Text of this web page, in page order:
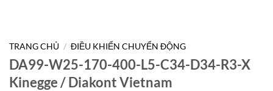
TRANG CHỦ / ĐIỀU KHIỂN CHUYỂN ĐỘNG
DA99-W25-170-400-L5-C34-D34-R3-X
Kinegge / Diakont Vietnam